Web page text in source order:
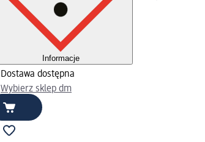
Informacje
Dostawa dostępna
Wybierz sklep dm